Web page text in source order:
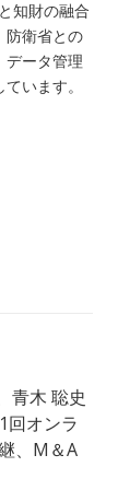
知財の融合
防衛省との
データ管理
います。
青木 聡史
回オンラ
、M＆A